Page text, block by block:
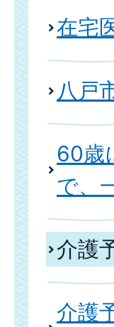
在宅
八戸
60歳
で、
介護
介護